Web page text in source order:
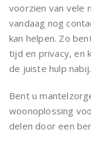
voorzien van vele
vandaag nog
kan helpen. Zo
tijd en privacy, en
de juiste hulp nabij.
Bent u
woonoplossing
delen door een